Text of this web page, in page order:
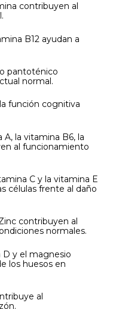
contribuyen al
B12 ayudan a
pantoténico
normal.
función cognitiva
la vitamina B6, la
al funcionamiento
C y la vitamina E
células frente al daño
contribuyen al
normales.
D y el magnesio
los huesos en
al